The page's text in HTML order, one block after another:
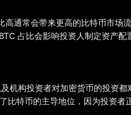
通常会带来更高的比特币市场
占比会影响投资人制定资产配
机构投资者对加密货币的投资都
比特币的主导地位，因为投资者